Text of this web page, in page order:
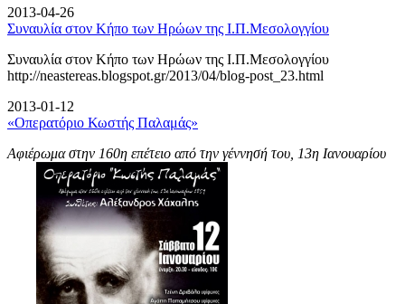
2013-04-26
Συναυλία στον Κήπο των Ηρώων της Ι.Π.Μεσολογγίου
Συναυλία στον Κήπο των Ηρώων της Ι.Π.Μεσολογγίου
http://neastereas.blogspot.gr/2013/04/blog-post_23.html
2013-01-12
«Οπερατόριο Κωστής Παλαμάς»
Αφιέρωμα στην 160η επέτειο από την γέννησή του, 13η Ιανουαρίου